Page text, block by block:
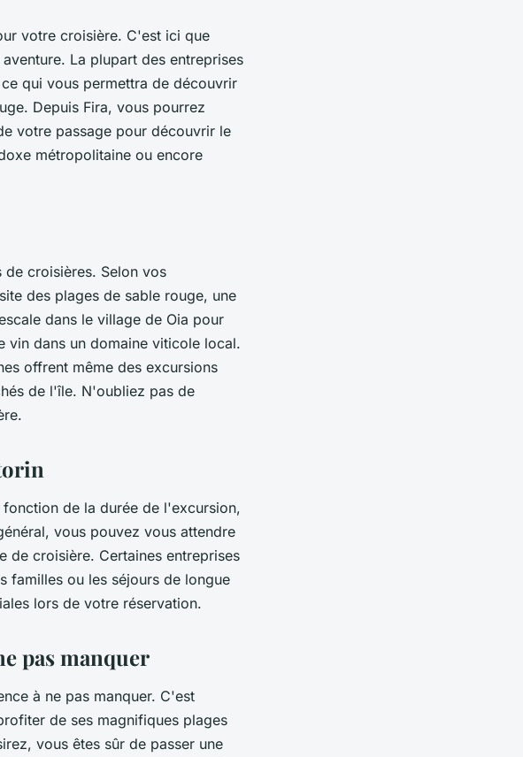
votre croisière. C'est ici que
La plupart des entreprises
qui vous permettra de découvrir
Depuis Fira, vous pourrez
votre passage pour découvrir le
métropolitaine ou encore
croisières. Selon vos
des plages de sable rouge, une
dans le village de Oia pour
vin dans un domaine viticole local.
offrent même des excursions
de l'île. N'oubliez pas de
de la durée de l'excursion,
vous pouvez vous attendre
de croisière. Certaines entreprises
familles ou les séjours de longue
lors de votre réservation.
pas manquer
à ne pas manquer. C'est
de ses magnifiques plages
vous êtes sûr de passer une